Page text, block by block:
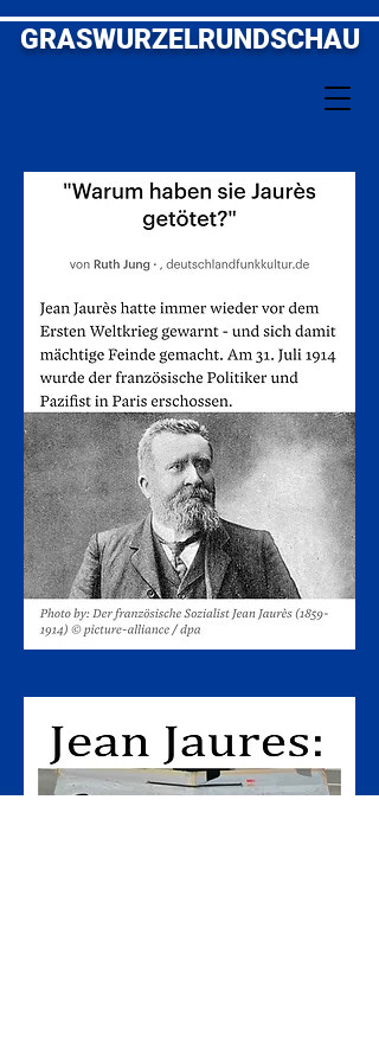
GRASWURZELRUNDSCHAU